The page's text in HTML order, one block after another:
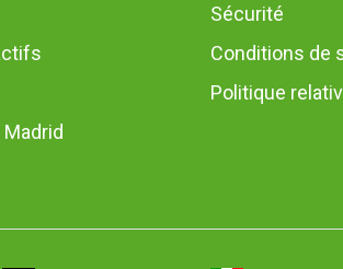
Sécurité
Conditions de
Politique